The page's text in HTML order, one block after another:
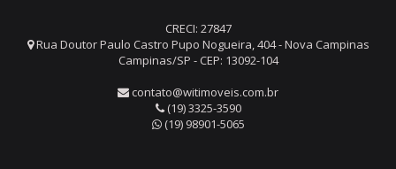
CRECI: 27847
Rua Doutor Paulo Castro Pupo Nogueira, 404 - Nova Campinas
Campinas/SP - CEP: 13092-104
contato@witimoveis.com.br
(19) 3325-3590
(19) 98901-5065